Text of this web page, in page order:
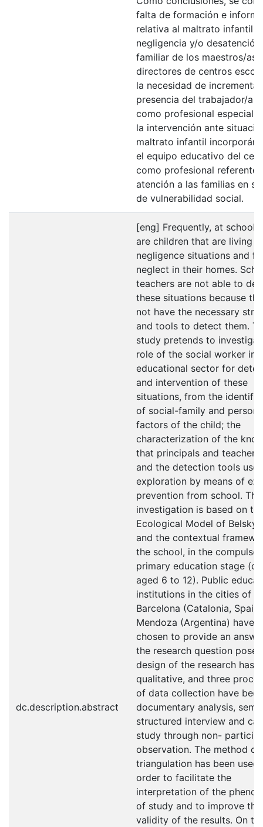
falta de formación e
relativa al maltrato infantil
negligencia y/o desatención
familiar de los maestros/as
directores de centros
la necesidad de
presencia del trabajador/a
como profesional
la intervención ante
maltrato infantil
el equipo educativo del
como profesional referente
atención a las familias en
de vulnerabilidad social.
dc.description.abstract
[eng] Frequently, at schools
are children that are living in
negligence situations and
neglect in their homes.
teachers are not able to
these situations because
not have the necessary
and tools to detect them.
study pretends to
role of the social worker in
educational sector for
and intervention of these
situations, from the
of social-family and
factors of the child; the
characterization of the
that principals and teachers
and the detection tools
exploration by means of
prevention from school. The
investigation is based on
Ecological Model of Belsky
and the contextual
the school, in the
primary education stage
aged 6 to 12). Public
institutions in the cities of
Barcelona (Catalonia,
Mendoza (Argentina) have
chosen to provide an
the research question
design of the research has
qualitative, and three
of data collection have
documentary analysis, semi-
structured interview and
study through non-
observation. The method of
triangulation has been used
order to facilitate the
interpretation of the
of study and to improve the
validity of the results. On